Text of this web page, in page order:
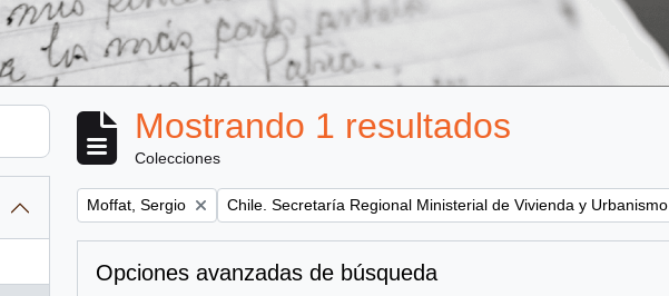
Mostrando 1 resultados
Colecciones
Remove filter:
Moffat, Sergio Remove filter:
Chile. Secretaría Regional Ministerial de Vivienda y Urbanismo
Opciones avanzadas de búsqueda